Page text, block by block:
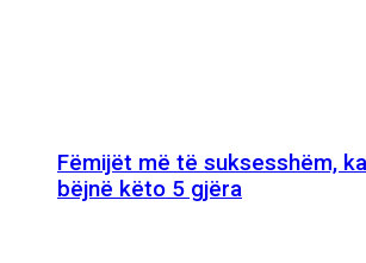
Fëmijët më të suksesshëm,
bëjnë këto 5 gjëra